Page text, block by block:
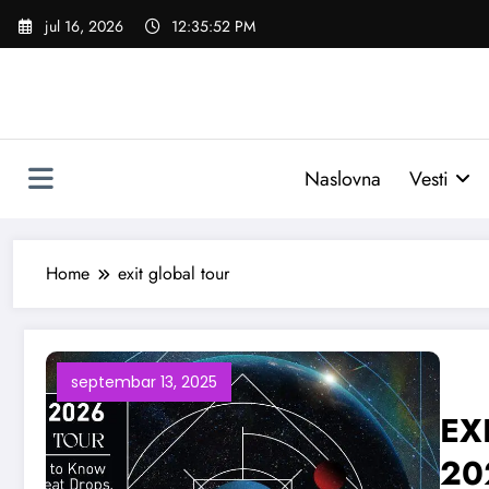
Skoči
jul 16, 2026 12:35:53 PM
Naslovna Vesti
Home exit global tour
septembar 13, 2025